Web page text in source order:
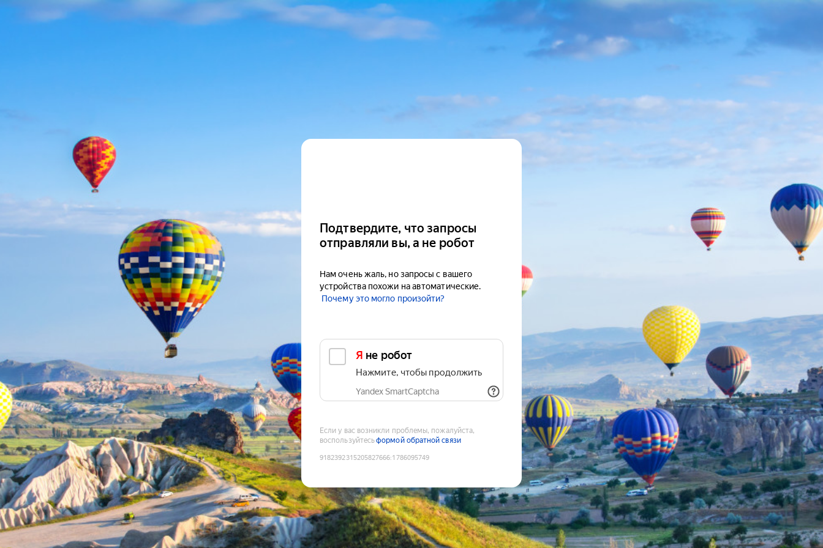
Подтвердите, что запросы
отправляли вы, а не робот
Нам очень жаль, но запросы с вашего
устройства похожи на автоматические.
Почему это могло произойти?
Я не робот
Нажмите, чтобы продолжить
Yandex SmartCaptcha
Если у вас возникли проблемы, пожалуйста,
воспользуйтесьформой обратной связи
9182392315205827666:1786095749